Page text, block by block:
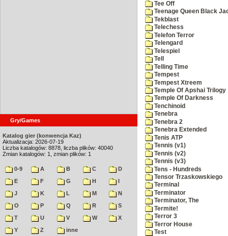
Gry/Games
Katalog gier (konwencja Kaz)
Aktualizacja: 2026-07-19
Liczba katalogów: 8878, liczba plików: 40040
Zmian katalogów: 1, zmian plików: 1
0-9 A B C
D
E
F G H
I
J
K L M
N
O
P Q R
S
T
U V W
X
Y
Z
inne
Tee Off
Teenage Queen Black
Tekblast
Telechess
Telefon Terror
Telengard
Telespiel
Tell
Telling Time
Tempest
Tempest Xtreem
Temple Of Apshai Trilogy
Temple Of Darkness
Tenchinoid
Tenebra
Tenebra 2
Tenebra Extended
Tenis ATP
Tennis (v1)
Tennis (v2)
Tennis (v3)
Tens - Hundreds
Tensor Trzaskowskiego
Terminal
Terminator
Terminator, The
Termite!
Terror 3
Terror House
Test